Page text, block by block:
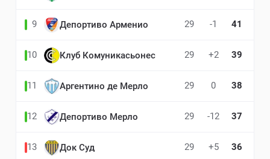
9 Депортиво Арменио 29 -1 41
10 Клуб Комуникасьонес 29 +2 39
11 Аргентино де Мерло 29 0 38
12 Депортиво Мерло 29 -12 37
13 Док Суд 29 +5 36